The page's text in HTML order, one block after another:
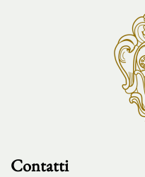
Contatti